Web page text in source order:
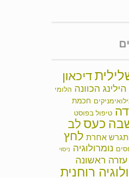
דיכאון
הילינג הכוונה הלומי
חכמת
טיפול בפוסט
כעס לב
אחרת לחץ
נומרולוגיה ניסוי
עזרה ראשונה
רוחנית